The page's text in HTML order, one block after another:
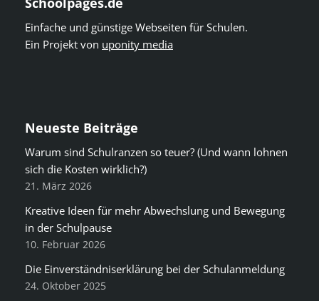
Einfache und günstige Webseiten für Schulen.
Ein Projekt von uponity media
Neueste Beiträge
Warum sind Schulranzen so teuer? (Und wann lohnen
sich die Kosten wirklich?)
21. März 2026
Kreative Ideen für mehr Abwechslung und Bewegung
in der Schulpause
10. Februar 2026
Die Einverständniserklärung bei der Schulanmeldung
24. Oktober 2025